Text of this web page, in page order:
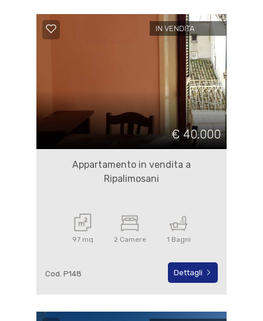
IN VENDITA
€ 40.000
Appartamento in vendita a
Ripalimosani
97 mq 2 Camere 1 Bagni
Cod. P148 Dettagli